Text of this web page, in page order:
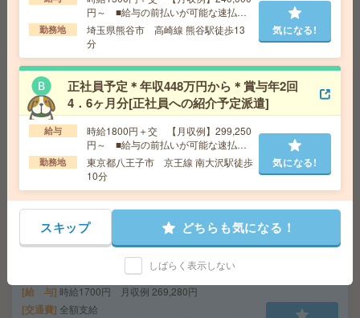
交通費 交通費支給あり
勤務地 神奈川県横浜市中区 みなとみらい線 元町・
中華街駅バス16分
気になる!
【12月】食堂あり！長期！総務系サポート事務のお仕
事！残業なし[派遣]
給 与 時給1550円 月収例 242,730円
交通費 全額支給
勤務地 北坂戸駅徒歩20分、坂戸駅車9分 ※北坂戸駅
から無料でタクシー送迎あり！ ＊場所坂戸市片柳で
気になる!
正社員前提＊【松戸市】未経験OK！面接1回で老舗メー
カーの総務・経理事務[正社員への紹介予定派遣]
給 与 時給1700円 月収例 269,280円
交通費 全額支給
円～ ■給与の前払いが可能な速払い
サービスあり
勤務地
埼玉県熊谷市 高崎線 熊谷駅徒歩13
分
気になる!
正社員予定＊年収448万円から＊賞与年2回
4．6ヶ月分[正社員への紹介予定派遣]
給与
時給1800円＋交 【月収例】299,250
円～ ■給与の前払いが可能な速払い
サービスあり
勤務地
東京都八王子市 京王線 南大沢駅徒歩
10分
気になる!
スキップ どちらも気になる！
しばらく表示しない